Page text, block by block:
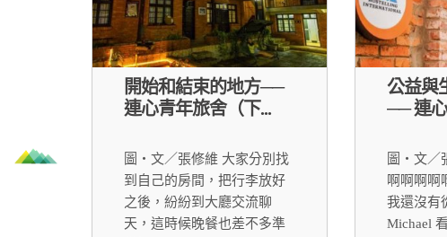
開始和結束的地方──
連心青年旅舍（下...
圖・文／張修維 大家分別找
到自己的房間，把行李放好
之後，紛紛到大廳交流聊
天，這時候晚餐也差不多準
公益與
── 連
圖・文／
啊啊啊
我還沒有
Michael